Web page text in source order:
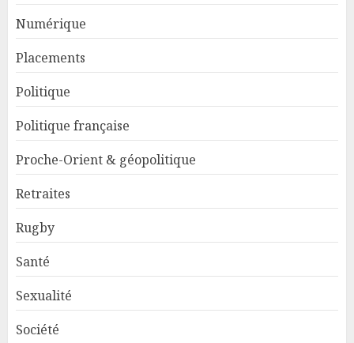
Numérique
Placements
Politique
Politique française
Proche-Orient & géopolitique
Retraites
Rugby
Santé
Sexualité
Société